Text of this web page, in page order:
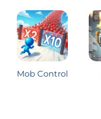
Mob Control